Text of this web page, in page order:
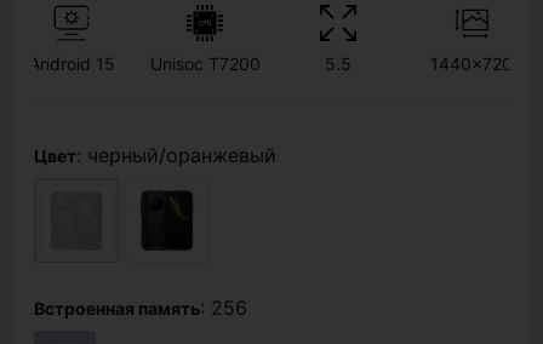
Android 15 Unisoc T7200 5.5 1440x720
Цвет: черный/оранжевый
Встроенная память: 256